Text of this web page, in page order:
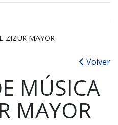
ZIZUR MAYOR
Volver
MÚSICA
MAYOR